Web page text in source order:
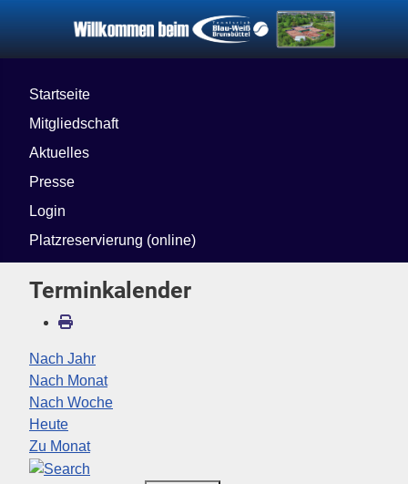
Startseite
Mitgliedschaft
Aktuelles
Presse
Login
Platzreservierung (online)
Terminkalender
Nach Jahr
Nach Monat
Nach Woche
Heute
Zu Monat